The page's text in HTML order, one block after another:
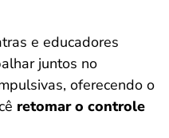
e educadores
juntos no
oferecendo o
retomar o controle